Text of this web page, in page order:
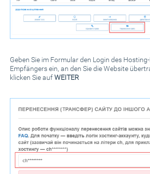
Geben Sie im Formular den Login des
Empfängers ein, an den Sie die Website
klicken Sie aufWEITER